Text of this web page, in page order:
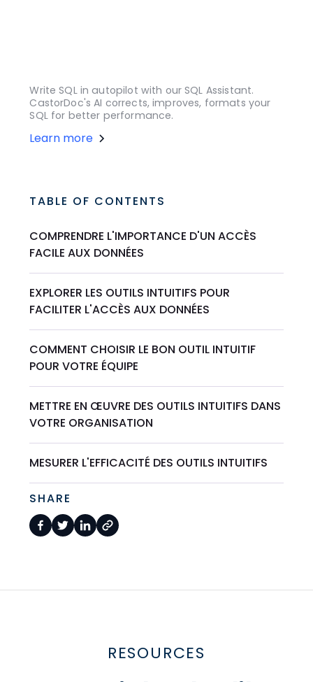
Write SQL in autopilot with our SQL Assistant.
CastorDoc's AI corrects, improves, formats your
SQL for better performance.
Learn more
TABLE OF CONTENTS
COMPRENDRE L'IMPORTANCE D'UN ACCÈS
FACILE AUX DONNÉES
EXPLORER LES OUTILS INTUITIFS POUR
FACILITER L'ACCÈS AUX DONNÉES
COMMENT CHOISIR LE BON OUTIL INTUITIF
POUR VOTRE ÉQUIPE
METTRE EN ŒUVRE DES OUTILS INTUITIFS DANS
VOTRE ORGANISATION
MESURER L'EFFICACITÉ DES OUTILS INTUITIFS
SHARE
RESOURCES